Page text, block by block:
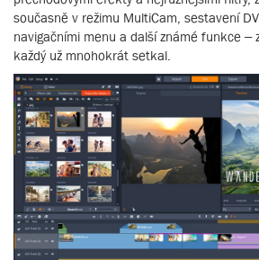
současně v režimu MultiCam, sestavení
navigačními menu a další známé funkce –
každý už mnohokrát setkal.